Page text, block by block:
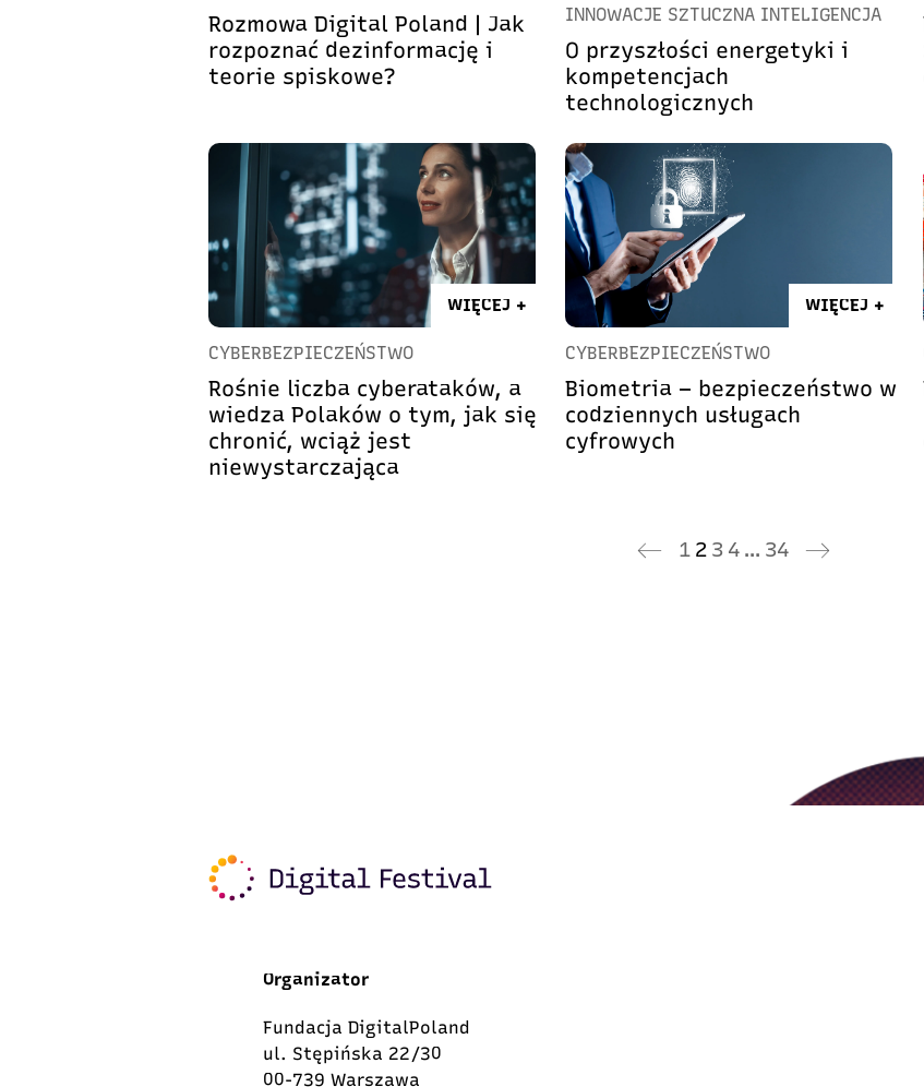
Rozmowa Digital Poland | Jak
rozpoznać dezinformację i
teorie spiskowe?
INNOWACJE SZTUCZNA INTELIGENCJA
O przyszłości energetyki i
kompetencjach
technologicznych
WIĘCEJ +
CYBERBEZPIECZEŃSTWO
Rośnie liczba cyberataków, a
wiedza Polaków o tym, jak się
chronić, wciąż jest
niewystarczająca
WIĘCEJ +
CYBERBEZPIECZEŃSTWO
Biometria – bezpieczeństwo w
codziennych usługach
cyfrowych
1 2 3 4 … 34
Organizator
Fundacja DigitalPoland
ul. Stępińska 22/30
00-739 Warszawa